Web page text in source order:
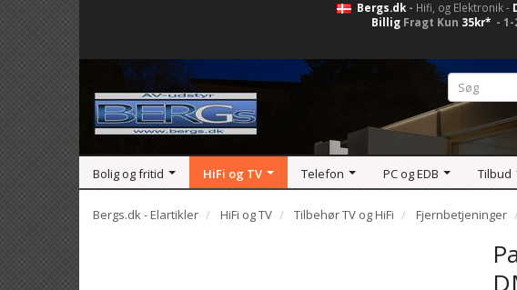
Bergs.dk- Hifi, og Elektronik -
Billig Fragt Kun 35kr* -
Bolig og fritid HiFi og TV Telefon PC og EDB Tilbud
Bergs.dk - Elartikler HiFi og TV Tilbehør TV og HiFi Fjernbetjeninger